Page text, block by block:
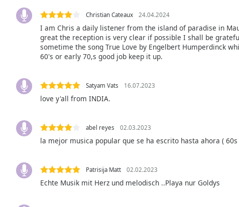
window.
Opacity
Background
Color
Opacity
Christian Cateaux 24.04.2024
I am Chris a daily listener from the island of paradise in
great the reception is very clear if possible I shall be
sometime the song True Love by Engelbert Humperdinck
60's or early 70,s good job keep it up.
Satyam Vats 16.07.2023
love y'all from INDIA.
abel reyes 02.03.2023
la mejor musica popular que se ha escrito hasta ahora (
Patrisija Matt 02.02.2023
Echte Musik mit Herz und melodisch ..Playa nur Goldys